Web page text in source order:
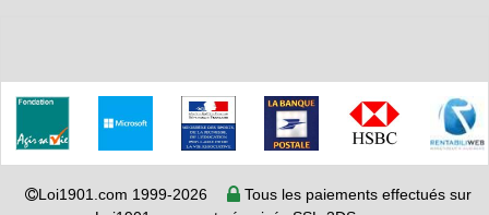
Loi1901.com 1999-2026
Tous les paiements effectués sur